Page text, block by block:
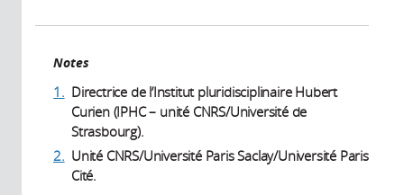
Notes
1. Directrice de l’Institut pluridisciplinaire Hubert
Curien (IPHC – unité CNRS/Université de
Strasbourg).
2. Unité CNRS/Université Paris Saclay/Université Paris
Cité.